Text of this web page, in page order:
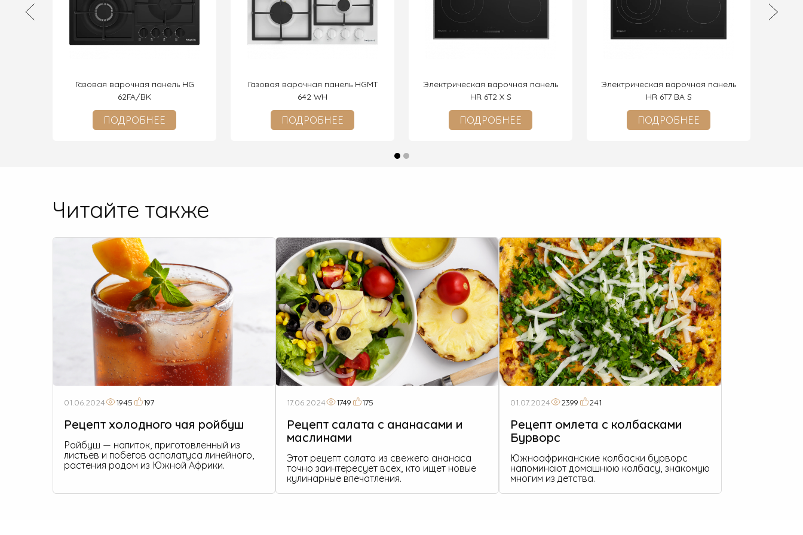
Газовая варочная панель HG
62FA/BK
ПОДРОБНЕЕ
Газовая варочная панель HGMT
642 WH
ПОДРОБНЕЕ
Электрическая варочная панель
HR 6T2 X S
ПОДРОБНЕЕ
Электрическая варочная панель
HR 6T7 BA S
ПОДРОБНЕЕ
Читайте также
01.06.2024 1945 197
Рецепт холодного чая ройбуш
Ройбуш — напиток, приготовленный из
листьев и побегов аспалатуса линейного,
растения родом из Южной Африки.
17.06.2024 1749 175
Рецепт салата с ананасами и
маслинами
Этот рецепт салата из свежего ананаса
точно заинтересует всех, кто ищет новые
кулинарные впечатления.
01.07.2024 2399 241
Рецепт омлета с колбасками
Бурворс
Южноафриканские колбаски бурворс
напоминают домашнюю колбасу, знакомую
многим из детства.